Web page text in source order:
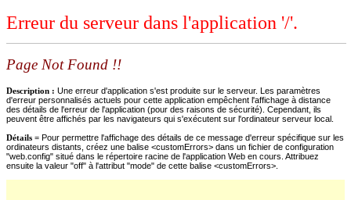
Erreur du serveur dans l'application '/'.
Page Not Found !!
Description : Une erreur d'application s'est produite sur le serveur. Les paramètres
d'erreur personnalisés actuels pour cette application empêchent l'affichage à distance
des détails de l'erreur de l'application (pour des raisons de sécurité). Cependant, ils
peuvent être affichés par les navigateurs qui s'exécutent sur l'ordinateur serveur local.
Détails = Pour permettre l'affichage des détails de ce message d'erreur spécifique sur les
ordinateurs distants, créez une balise <customErrors> dans un fichier de configuration
"web.config" situé dans le répertoire racine de l'application Web en cours. Attribuez
ensuite la valeur "off" à l'attribut "mode" de cette balise <customErrors>.